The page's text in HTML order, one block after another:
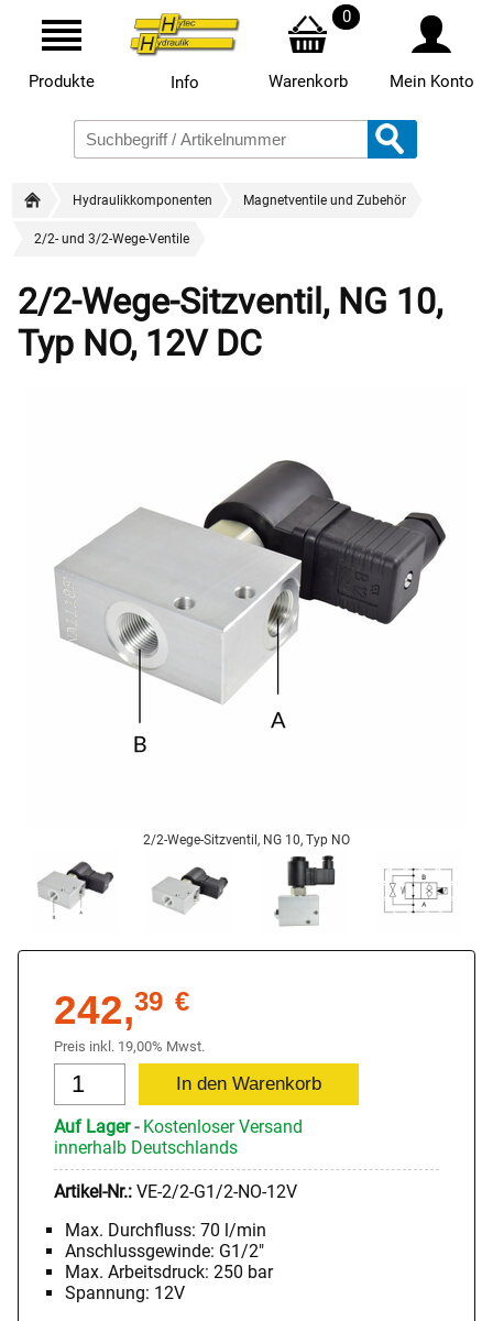
Produkte Info
0
Warenkorb Mein Konto
Hydraulikkomponenten Magnetventile und Zubehör
2/2- und 3/2-Wege-Ventile
2/2-Wege-Sitzventil, NG 10,
Typ NO, 12V DC
2/2-Wege-Sitzventil, NG 10, Typ NO
242,39 €
Preis inkl. 19,00% Mwst.
Auf Lager- Kostenloser Versand
innerhalb Deutschlands
Artikel-Nr.: VE-2/2-G1/2-NO-12V
Max. Durchfluss: 70 l/min
Anschlussgewinde: G1/2"
Max. Arbeitsdruck: 250 bar
Spannung: 12V